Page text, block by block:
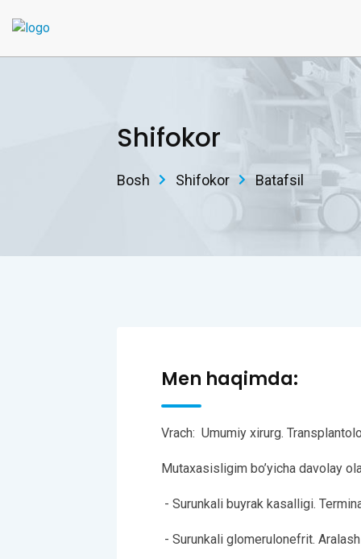
Shifokor
Bosh Shifokor Batafsil
Men haqimda:
Vrach: Umumiy xirurg.
Mutaxasisligim bo’yicha davolay
- Surunkali buyrak kasalligi.
- Surunkali glomerulonefrit.